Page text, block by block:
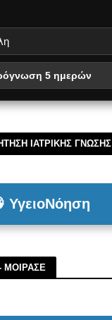
5 ημερών
ΙΑΤΡΙΚΗΣ ΓΝΩΣΗΣ
ΥγειοΝόηση
ΜΟΙΡΑΣΕ